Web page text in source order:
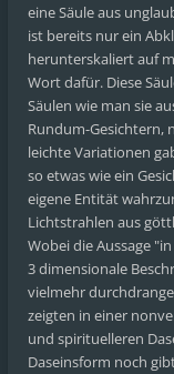
eine Säule aus
ist bereits nur ein
herunterskaliert auf
Wort dafür. Diese
Säulen wie man sie
Rundum-Gesichtern,
leichte Variationen
so etwas wie ein
eigene Entität
Lichtstrahlen aus
Wobei die Aussage
3 dimensionale
vielmehr
zeigten in einer
und spirituelleren
Daseinsform noch